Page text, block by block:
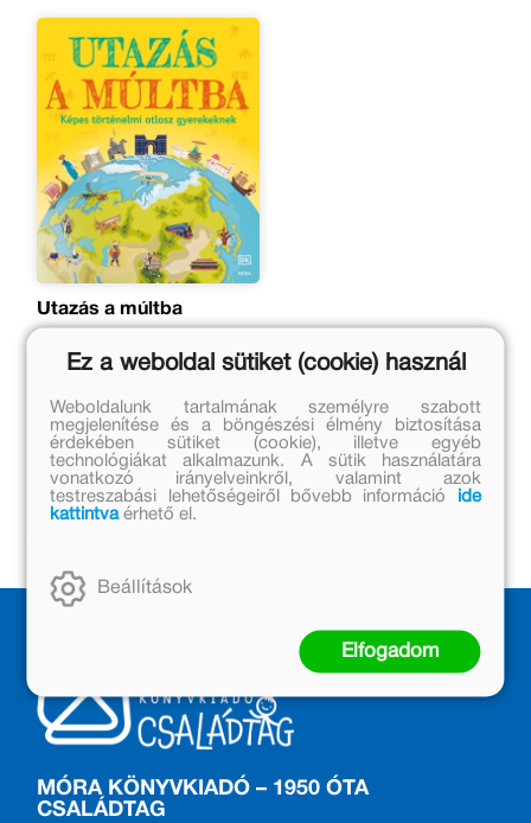
Utazás a múltba
Peter Chrisp, Simon Adams
Eredeti ár:
5 999 Ft
Online ár:
4 919 Ft
MÓRA KÖNYVKIADÓ – 1950 ÓTA
CSALÁDTAG
Ez a weboldal sütiket (cookie) használ
Weboldalunk tartalmának személyre szabott
megjelenítése és a böngészési élmény biztosítása
érdekében sütiket (cookie), illetve egyéb
technológiákat alkalmazunk. A sütik használatára
vonatkozó irányelveinkről, valamint azok
testreszabási lehetőségeiről bővebb információ
ide
kattintvaérhető el.
Beállítások
Elfogadom